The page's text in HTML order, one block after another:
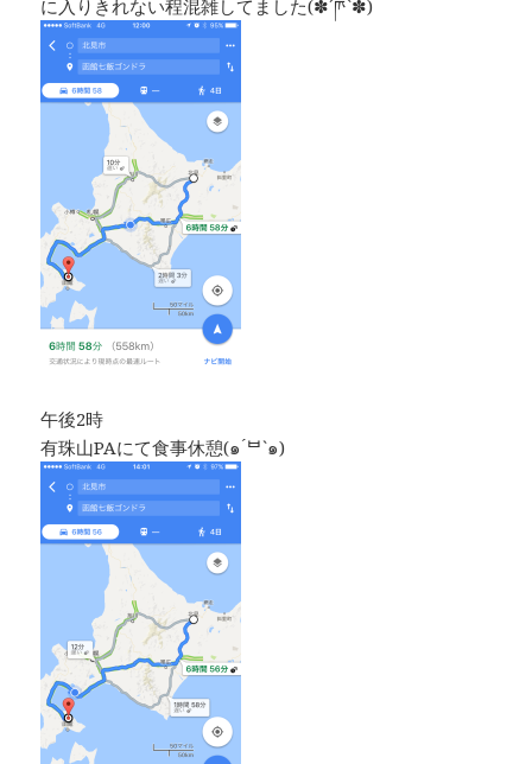
に入りきれない程混雑してました(✽´ཫ`✽)
午後2時
有珠山PAにて食事休憩(๑ ́ᄇ`๑)